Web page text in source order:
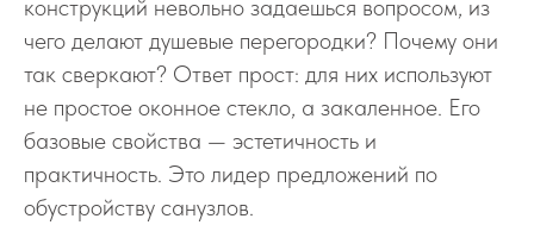
конструкций невольно задаешься вопросом, из
чего делают душевые перегородки? Почему они
так сверкают? Ответ прост: для них используют
не простое оконное стекло, а закаленное. Его
базовые свойства — эстетичность и
практичность. Это лидер предложений по
обустройству санузлов.